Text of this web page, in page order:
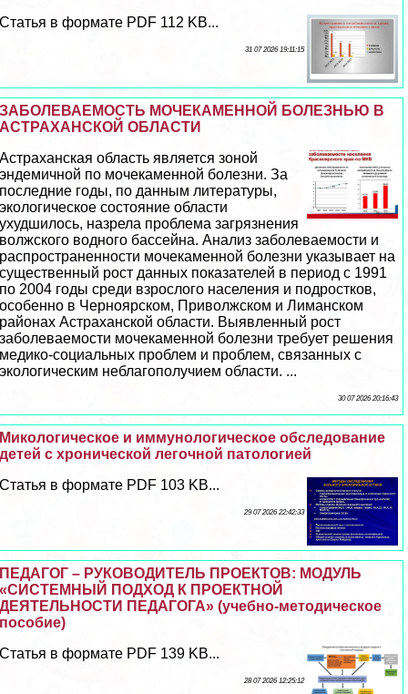
Статья в формате PDF 112 KB...
31 07 2026 19:11:15
ЗАБОЛЕВАЕМОСТЬ МОЧЕКАМЕННОЙ БОЛЕЗНЬЮ В
АСТРАХАНСКОЙ ОБЛАСТИ
Астpaxaнская область является зоной
эндемичной по мочекаменной болезни. За
последние годы, по данным литературы,
экологическое состояние области
ухудшилось, назрела проблема загрязнения
волжского водного бассейна. Анализ заболеваемости и
распространенности мочекаменной болезни указывает на
существенный рост данных показателей в период с 1991
по 2004 годы среди взрослого населения и подростков,
особенно в Черноярском, Приволжском и Лиманском
районах Астpaxaнской области. Выявленный рост
заболеваемости мочекаменной болезни требует решения
медико-социальных проблем и проблем, связанных с
экологическим нeблагополучием области. ...
30 07 2026 20:16:43
Микологическое и иммунологическое обследование
детей с хронической легочной патологией
Статья в формате PDF 103 KB...
29 07 2026 22:42:33
ПЕДАГОГ – РУКОВОДИТЕЛЬ ПРОЕКТОВ: МОДУЛЬ
«СИСТЕМНЫЙ ПОДХОД К ПРОЕКТНОЙ
ДЕЯТЕЛЬНОСТИ ПЕДАГОГА» (учебно-методическое
пособие)
Статья в формате PDF 139 KB...
28 07 2026 12:25:12